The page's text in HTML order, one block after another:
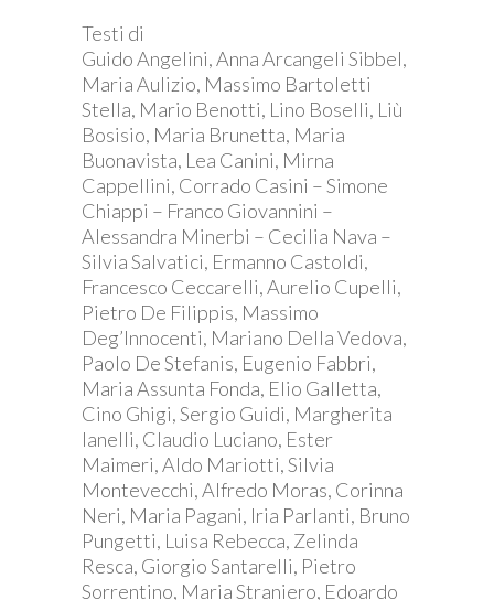
Testi di
Guido Angelini, Anna Arcangeli Sibbel,
Maria Aulizio, Massimo Bartoletti
Stella, Mario Benotti, Lino Boselli, Liù
Bosisio, Maria Brunetta, Maria
Buonavista, Lea Canini, Mirna
Cappellini, Corrado Casini – Simone
Chiappi – Franco Giovannini –
Alessandra Minerbi – Cecilia Nava –
Silvia Salvatici, Ermanno Castoldi,
Francesco Ceccarelli, Aurelio Cupelli,
Pietro De Filippis, Massimo
Deg’Innocenti, Mariano Della Vedova,
Paolo De Stefanis, Eugenio Fabbri,
Maria Assunta Fonda, Elio Galletta,
Cino Ghigi, Sergio Guidi, Margherita
Ianelli, Claudio Luciano, Ester
Maimeri, Aldo Mariotti, Silvia
Montevecchi, Alfredo Moras, Corinna
Neri, Maria Pagani, Iria Parlanti, Bruno
Pungetti, Luisa Rebecca, Zelinda
Resca, Giorgio Santarelli, Pietro
Sorrentino, Maria Straniero, Edoardo